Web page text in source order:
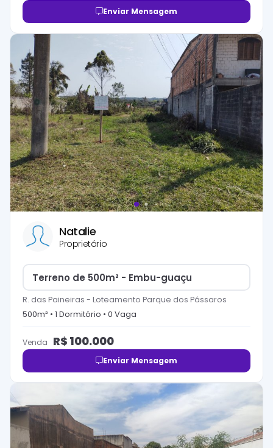
Enviar Mensagem
Natalie
Proprietário
Terreno de 500m² - Embu-guaçu
R. das Paineiras - Loteamento Parque dos Pássaros
500m² • 1 Dormitório • 0 Vaga
Venda R$ 100.000
Enviar Mensagem